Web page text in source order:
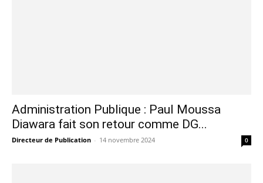
Administration Publique : Paul Moussa
Diawara fait son retour comme DG...
Directeur de Publication - 14 novembre 2024 0